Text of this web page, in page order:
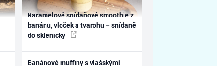
Karamelové snídaňové smoothie z
banánu, vloček a tvarohu – snídaně
do skleničky
Banánové muffiny s vlašskými